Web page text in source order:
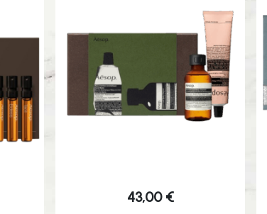
43,00 €